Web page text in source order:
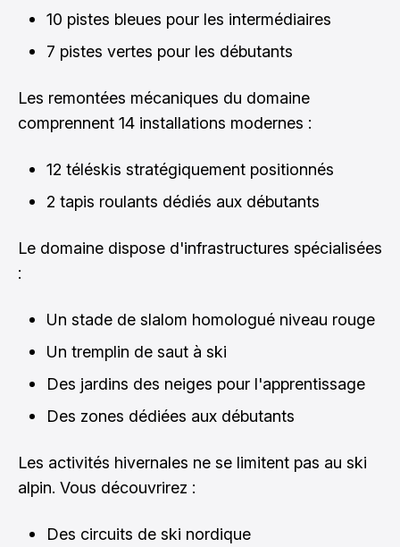
10 pistes bleues pour les intermédiaires
7 pistes vertes pour les débutants
Les remontées mécaniques du domaine
comprennent 14 installations modernes :
12 téléskis stratégiquement positionnés
2 tapis roulants dédiés aux débutants
Le domaine dispose d'infrastructures spécialisées
:
Un stade de slalom homologué niveau rouge
Un tremplin de saut à ski
Des jardins des neiges pour l'apprentissage
Des zones dédiées aux débutants
Les activités hivernales ne se limitent pas au ski
alpin. Vous découvrirez :
Des circuits de ski nordique